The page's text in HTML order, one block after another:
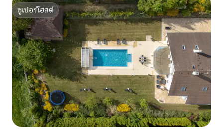
ซูเปอร์โฮสต์
ซูเปอร์โฮสต์